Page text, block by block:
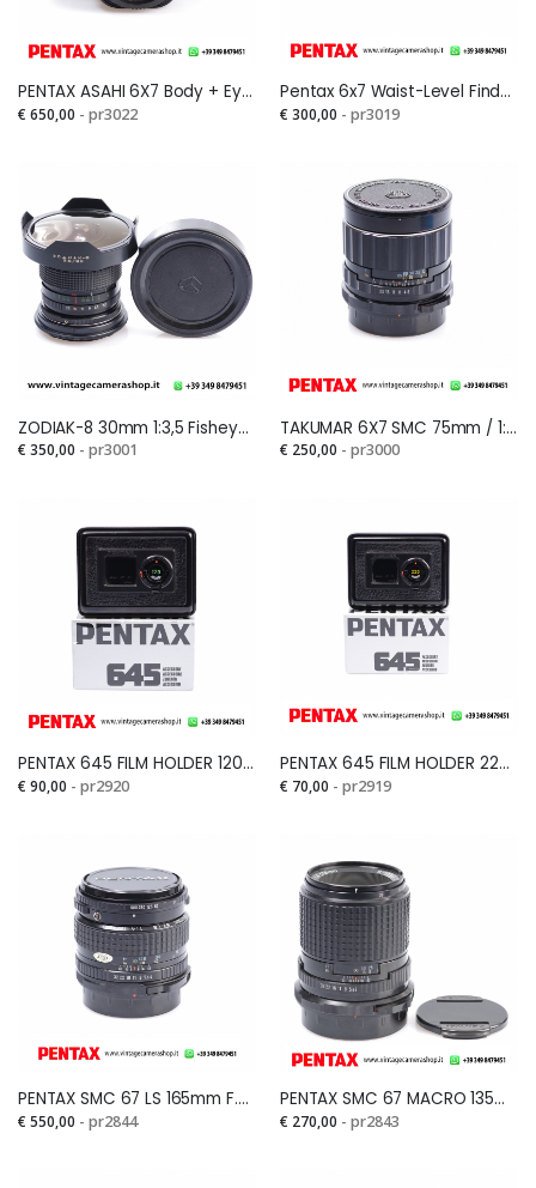
PENTAX ASAHI 6X7 Body + Eye-Level FinderSi
€ 650,00 - pr3022
Pentax 6x7 Waist-Level FinderSi
€ 300,00 - pr3019
ZODIAK-8 30mm 1:3,5 Fisheye for PENTAX 6X7Si
€ 350,00 - pr3001
TAKUMAR 6X7 SMC 75mm / 1:4,5Si
€ 250,00 - pr3000
PENTAX 645 FILM HOLDER 120 W/C Con supporto posteriore e scatolaSi
€ 90,00 - pr2920
PENTAX 645 FILM HOLDER 220 W/C Con supporto posteriore e scatolaSi
€ 70,00 - pr2919
PENTAX SMC 67 LS 165mm F.4Si
€ 550,00 - pr2844
PENTAX SMC 67 MACRO 135mm F.4Si
€ 270,00 - pr2843